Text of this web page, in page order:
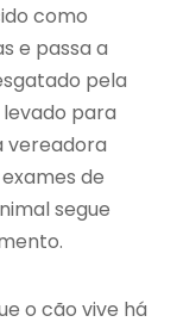
como
e passa a
pela
para
vereadora
de
segue
o cão vive há